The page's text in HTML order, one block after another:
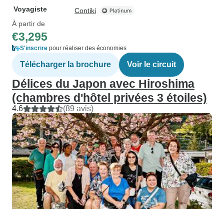
Voyagiste
Contiki
À partir de
€3,295
S'inscrire pour réaliser des économies
Télécharger la brochure Voir le circuit
Délices du Japon avec Hiroshima
(chambres d'hôtel privées 3 étoiles)
4.6 (89 avis)